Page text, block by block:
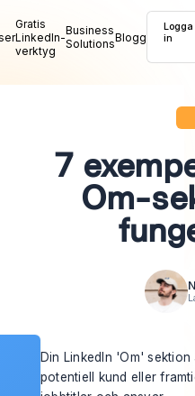
Gratis
LinkedIn-
verktyg
Business
SolutionsBlogg
Logga
in
7
Om-
Din LinkedIn 'Om'
potentiell kund eller